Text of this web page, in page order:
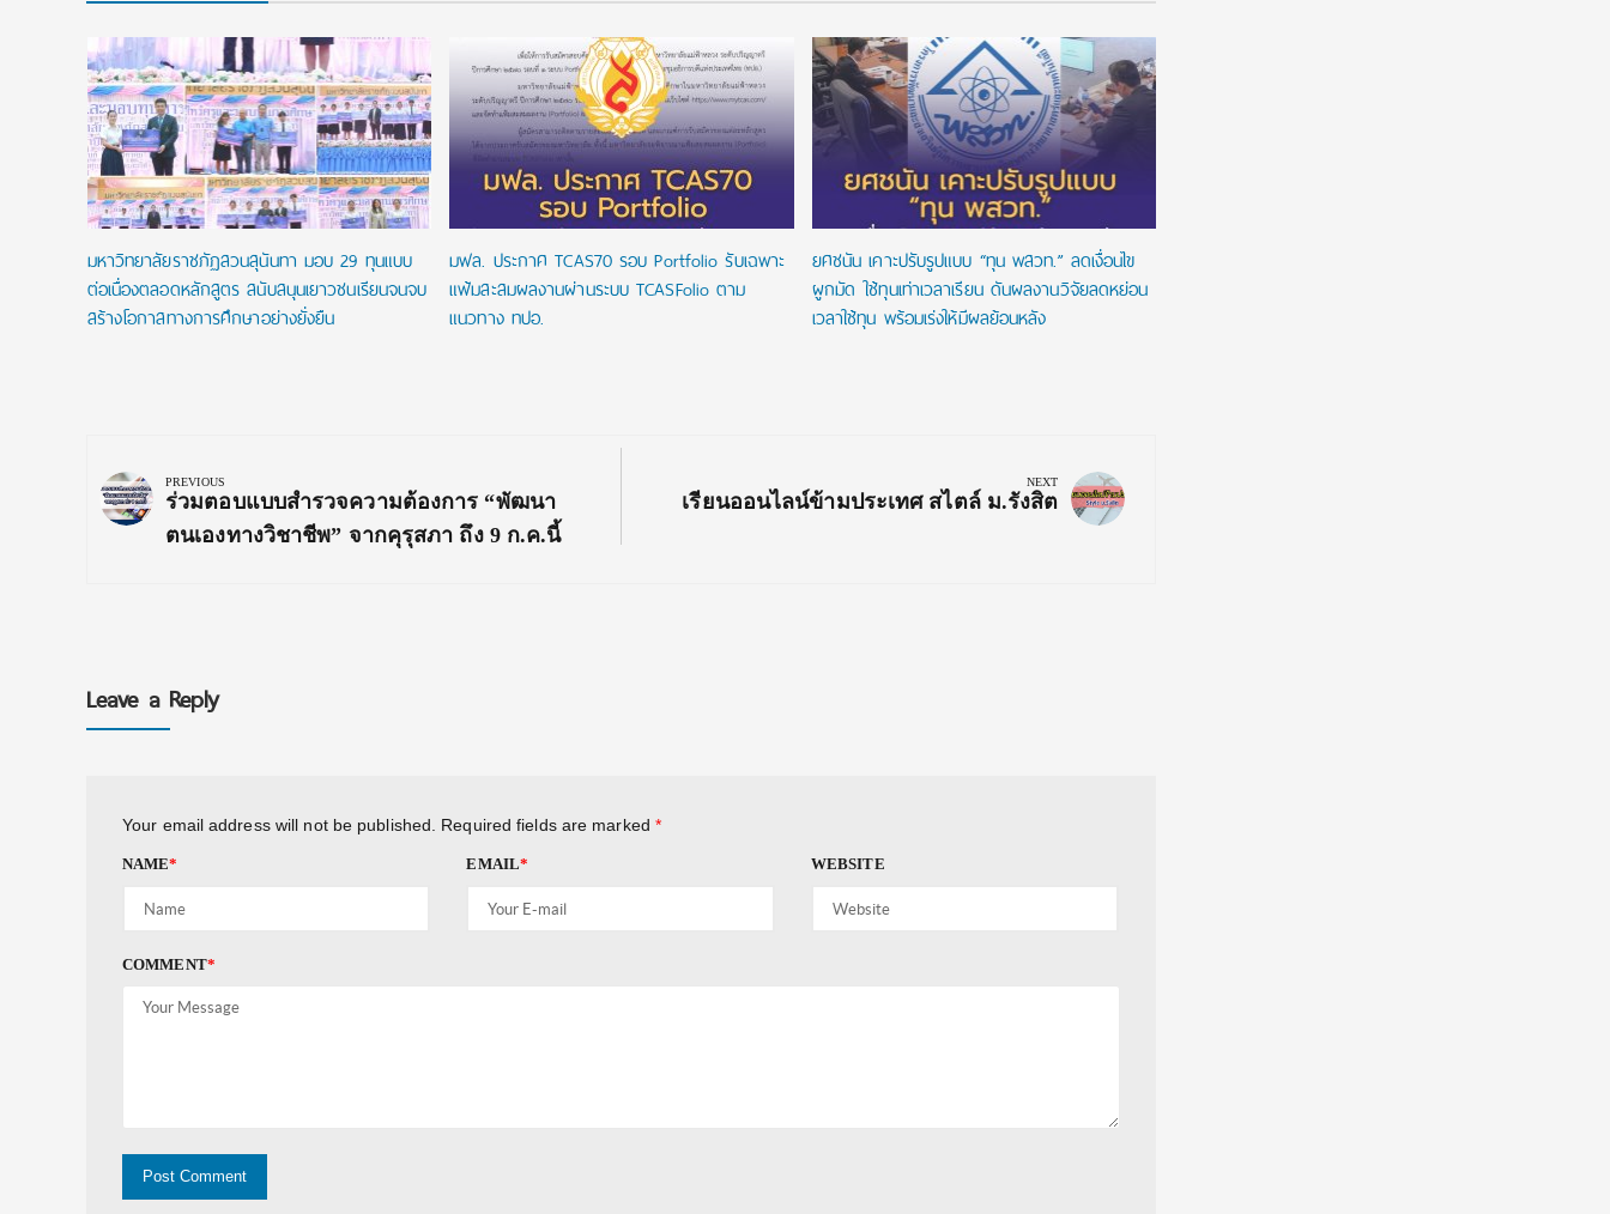
มหาวิทยาลัยราชภัฏสวนสุนันทา มอบ 29 ทุนแบบ
ต่อเนื่องตลอดหลักสูตร สนับสนุนเยาวชนเรียนจนจบ
สร้างโอกาสทางการศึกษาอย่างยั่งยืน
มฟล. ประกาศ TCAS70 รอบ Portfolio รับเฉพาะ
แฟ้มสะสมผลงานผ่านระบบ TCASFolio ตาม
แนวทาง ทปอ.
ยศชนัน เคาะปรับรูปแบบ “ทุน พสวท.” ลดเงื่อนไข
ผูกมัด ใช้ทุนเท่าเวลาเรียน ดันผลงานวิจัยลดหย่อน
เวลาใช้ทุน พร้อมเร่งให้มีผลย้อนหลัง
navigation
PREVIOUS
Previous
Post:
ร่วมตอบแบบสำรวจความต้องการ “พัฒนา
ตนเองทางวิชาชีพ” จากคุรุสภา ถึง 9 ก.ค.นี้
NEXT
Next
เรียนออนไลน์ข้ามประเทศ สไตล์ ม.รังสิต
Leave a Reply
Your email address will not be published. Required fields are marked *
NAME* EMAIL* WEBSITE
COMMENT*